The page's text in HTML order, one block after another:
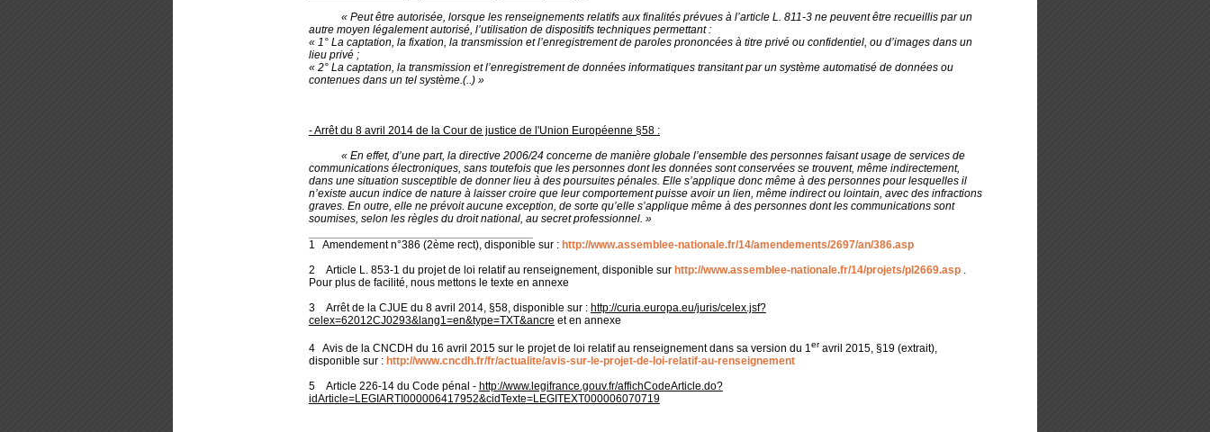
« Peut être autorisée, lorsque les renseignements relatifs aux finalités prévues à l’article L. 811-3 ne peuvent être recueillis par un
autre moyen légalement autorisé, l’utilisation de dispositifs techniques permettant :
« 1° La captation, la fixation, la transmission et l’enregistrement de paroles prononcées à titre privé ou confidentiel, ou d’images dans un
lieu privé ;
« 2° La captation, la transmission et l’enregistrement de données informatiques transitant par un système automatisé de données ou
contenues dans un tel système.(..) »
- Arrêt du 8 avril 2014 de la Cour de justice de l'Union Européenne §58 :
« En effet, d’une part, la directive 2006/24 concerne de manière globale l’ensemble des personnes faisant usage de services de
communications électroniques, sans toutefois que les personnes dont les données sont conservées se trouvent, même indirectement,
dans une situation susceptible de donner lieu à des poursuites pénales. Elle s’applique donc même à des personnes pour lesquelles il
n’existe aucun indice de nature à laisser croire que leur comportement puisse avoir un lien, même indirect ou lointain, avec des infractions
graves. En outre, elle ne prévoit aucune exception, de sorte qu’elle s’applique même à des personnes dont les communications sont
soumises, selon les règles du droit national, au secret professionnel. »
1 Amendement n°386 (2ème rect), disponible sur : http://www.assemblee-nationale.fr/14/amendements/2697/an/386.asp
2 Article L. 853-1 du projet de loi relatif au renseignement, disponible sur http://www.assemblee-nationale.fr/14/projets/pl2669.asp.
Pour plus de facilité, nous mettons le texte en annexe
3 Arrêt de la CJUE du 8 avril 2014, §58, disponible sur : http://curia.europa.eu/juris/celex.jsf?
celex=62012CJ0293&lang1=en&type=TXT&ancre et en annexe
4 Avis de la CNCDH du 16 avril 2015 sur le projet de loi relatif au renseignement dans sa version du 1er avril 2015, §19 (extrait),
disponible sur : http://www.cncdh.fr/fr/actualite/avis-sur-le-projet-de-loi-relatif-au-renseignement
5 Article 226-14 du Code pénal - http://www.legifrance.gouv.fr/affichCodeArticle.do?
idArticle=LEGIARTI000006417952&cidTexte=LEGITEXT000006070719